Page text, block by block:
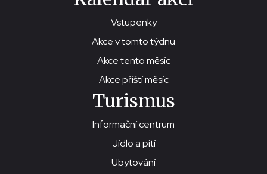
Vstupenky
Akce v tomto týdnu
Akce tento měsíc
Akce příští měsíc
Turismus
Informační centrum
Jídlo a pití
Ubytování